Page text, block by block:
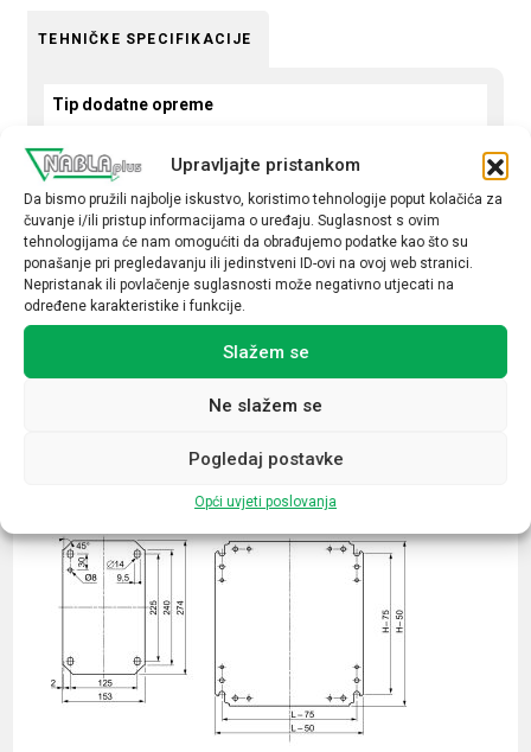
Upravljajte pristankom
Da bismo pružili najbolje iskustvo, koristimo tehnologije poput kolačića za
čuvanje i/ili pristup informacijama o uređaju. Suglasnost s ovim
tehnologijama će nam omogućiti da obrađujemo podatke kao što su
ponašanje pri pregledavanju ili jedinstveni ID-ovi na ovoj web stranici.
Nepristanak ili povlačenje suglasnosti može negativno utjecati na
određene karakteristike i funkcije.
Slažem se
Ne slažem se
Pogledaj postavke
Opći uvjeti poslovanja
TEHNIČKE SPECIFIKACIJE
Tip dodatne opreme
Za teretne sklopke
100-630A
Povezani proizvodi